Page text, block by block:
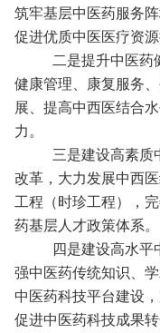
筑牢基层中医药服务
促进优质中医医疗资源
二是提升中医药
健康管理、康复服务
展、提高中西医结合
力。
三是建设高素质
改革，大力发展中西
工程（时珍工程），
药基层人才政策体系。
四是建设高水平
强中医药传统知识、
中医药科技平台建设
促进中医药科技成果转